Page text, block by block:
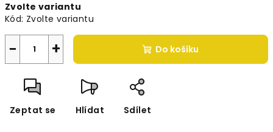
cena:
Zvolte variantu
Kód: Zvolte variantu
+
− Do košíku
Zeptat se Hlídat Sdílet